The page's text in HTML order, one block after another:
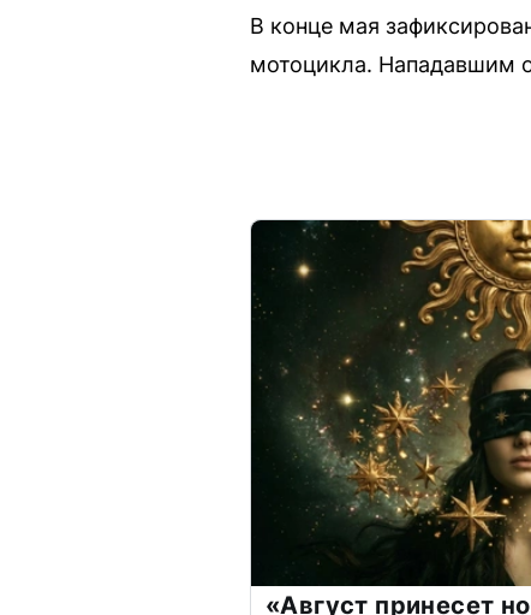
В конце мая
мотоцикла. Нападавшим
«Август принесет